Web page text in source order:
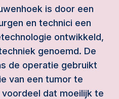
is door een
en technici een
ontwikkeld,
genoemd. De
de operatie gebruikt
van een tumor te
dat moeilijk te